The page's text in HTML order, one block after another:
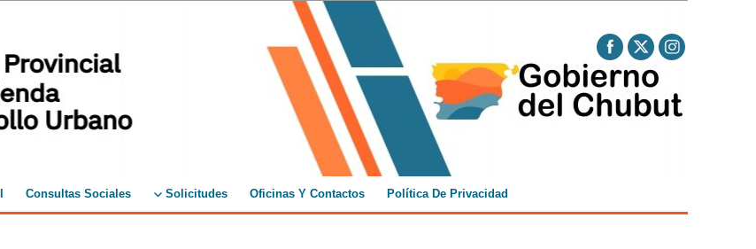
Consultas Sociales Solicitudes Oficinas Y Contactos Política De Privacidad